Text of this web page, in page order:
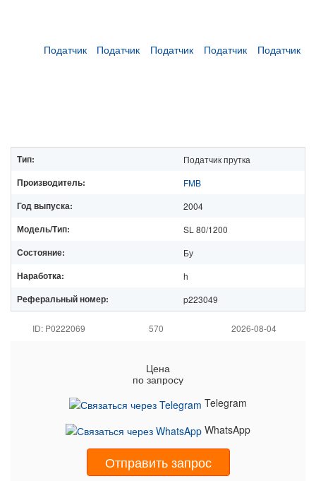
Тип: Податчик прутка
Производитель: FMB
Год выпуска: 2004
Модель/Тип: SL 80/1200
Состояние: Бу
Наработка: h
Реферальный номер: p223049
ID: P0222069 570 2026-08-04
Цена
по запросу
Telegram
WhatsApp
Отправить запрос